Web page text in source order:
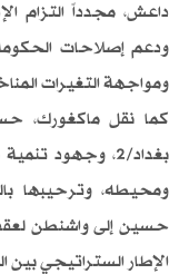
داعش، مجدداً التزام
ودعم إصلاحات
ومواجهة التغيرات
كما نقل ماكغورك،
بغداد/2، وجهود
ومحيطه، وترحيبها
حسين إلى واشنطن لعقد
الإطار الستراتيجي بين